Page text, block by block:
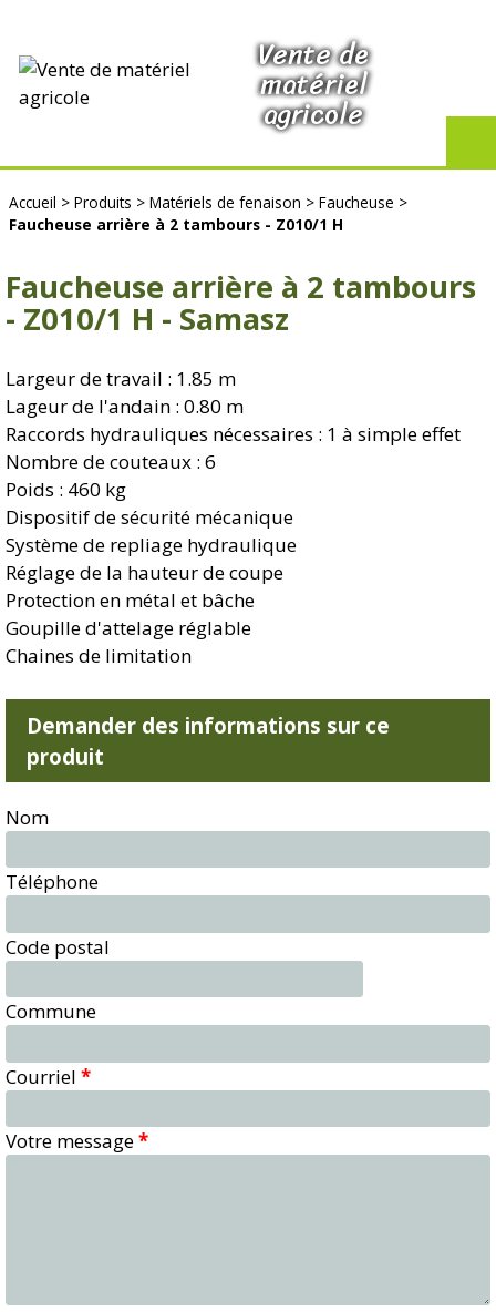
Vente de
matériel
agricole
Accueil >Produits >Matériels de fenaison >Faucheuse >
Faucheuse arrière à 2 tambours - Z010/1 H
Faucheuse arrière à 2 tambours
- Z010/1 H - Samasz
Largeur de travail : 1.85 m
Lageur de l'andain : 0.80 m
Raccords hydrauliques nécessaires : 1 à simple effet
Nombre de couteaux : 6
Poids : 460 kg
Dispositif de sécurité mécanique
Système de repliage hydraulique
Réglage de la hauteur de coupe
Protection en métal et bâche
Goupille d'attelage réglable
Chaines de limitation
Demander des informations sur ce
produit
Nom
Téléphone
Code postal
Commune
Courriel *
Votre message*